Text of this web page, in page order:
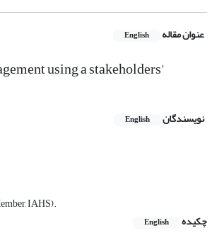
عنوان مقاله English
using a stakeholders'
نویسندگان English
IAHS).
چکیده
English